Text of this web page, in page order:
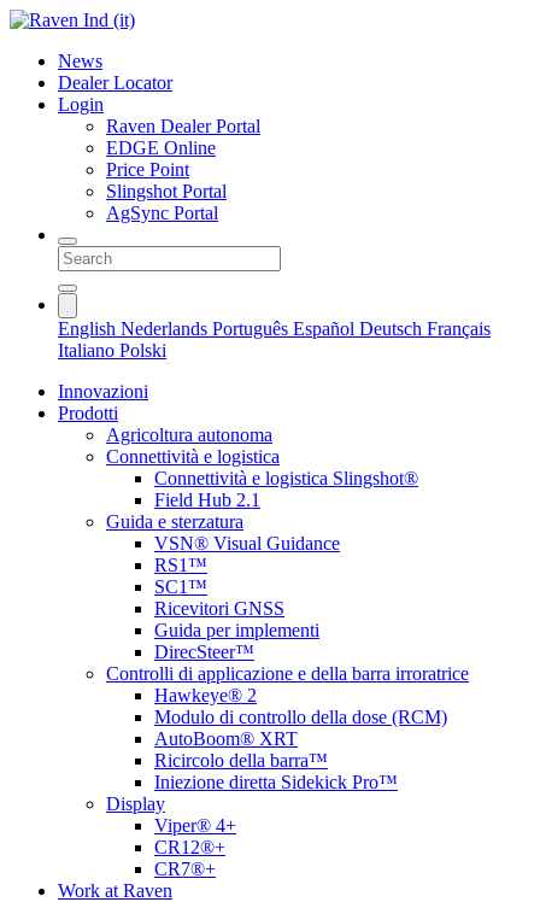
News
Dealer Locator
Login
Raven Dealer Portal
EDGE Online
Price Point
Slingshot Portal
AgSync Portal
English Nederlands Português Español Deutsch Français
Italiano Polski
Innovazioni
Prodotti
Agricoltura autonoma
Connettività e logistica
Connettività e logistica Slingshot®
Field Hub 2.1
Guida e sterzatura
VSN® Visual Guidance
RS1™
SC1™
Ricevitori GNSS
Guida per implementi
DirecSteer™
Controlli di applicazione e della barra irroratrice
Hawkeye® 2
Modulo di controllo della dose (RCM)
AutoBoom® XRT
Ricircolo della barra™
Iniezione diretta Sidekick Pro™
Display
Viper® 4+
CR12®+
CR7®+
Work at Raven